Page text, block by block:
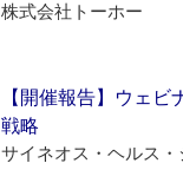
株式会社トーホー
【開催報告】ウェ
戦略
サイネオス・ヘルス